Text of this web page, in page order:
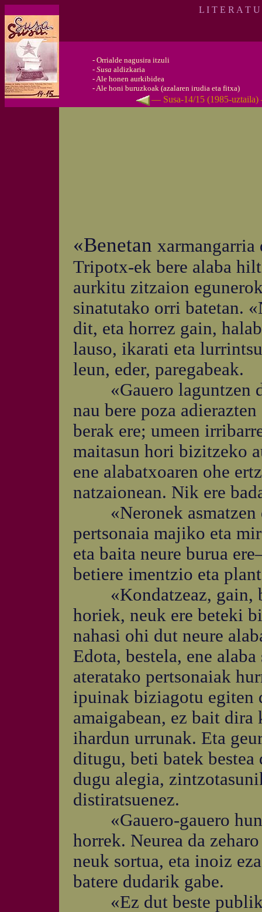
L I T E R A T
- Orrialde nagusira itzuli
- Susa aldizkaria
-Ale honen aurkibidea
-Ale honi buruzkoak (azalaren irudia eta fitxa)
— Susa-14/15 (1985-
«Benetan xarmangarria
Tripotx-ek bere alaba
aurkitu zitzaion
sinatutako orri batetan.
dit, eta horrez gain,
lauso, ikarati eta
leun, eder, paregabeak.
«Gauero laguntzen
nau bere poza
berak ere; umeen
maitasun hori bizitzeko
ene alabatxoaren ohe
natzaionean. Nik ere
«Neronek asmatzen
pertsonaia majiko eta
eta baita neure burua
betiere imentzio eta
«Kondatzeaz, gain,
horiek, neuk ere beteki
nahasi ohi dut neure
Edota, bestela, ene
ateratako pertsonaiak
ipuinak biziagotu egiten
amaigabean, ez bait
ihardun urrunak. Eta
ditugu, beti batek
dugu alegia,
distiratsuenez.
«Gauero-gauero
horrek. Neurea da
neuk sortua, eta inoiz
batere dudarik gabe.
«Ez dut beste